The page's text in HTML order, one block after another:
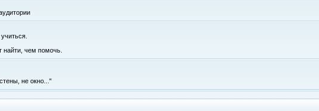
найти, чем помочь.
не окно..."